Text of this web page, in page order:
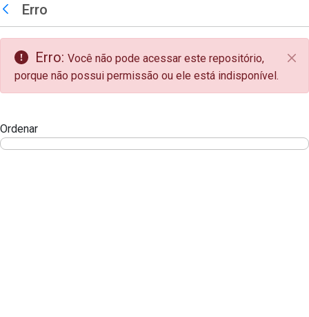
Pular para o Conteúdo principal
teste descricao
Voltar
Erro
Erro: Você não pode acessar este repositório,
porque não possui permissão ou ele está indisponível.
Ordenar